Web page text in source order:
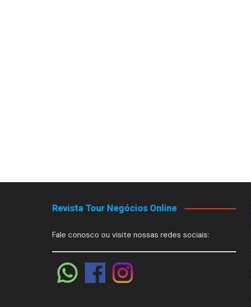
Revista Tour Negócios Online
Fale conosco ou visite nossas redes sociais: